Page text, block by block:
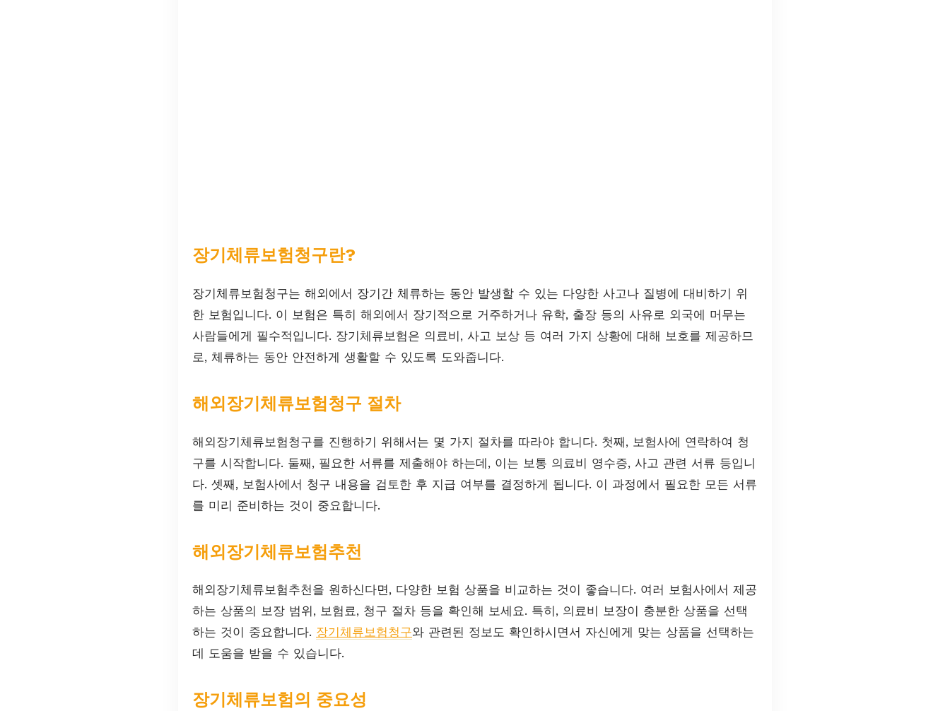
장기체류보험청구란?
장기체류보험청구는 해외에서 장기간 체류하는 동안 발생할 수 있는 다양한 사고나 질병에 대비하기 위
한 보험입니다. 이 보험은 특히 해외에서 장기적으로 거주하거나 유학, 출장 등의 사유로 외국에 머무는
사람들에게 필수적입니다. 장기체류보험은 의료비, 사고 보상 등 여러 가지 상황에 대해 보호를 제공하므
로, 체류하는 동안 안전하게 생활할 수 있도록 도와줍니다.
해외장기체류보험청구 절차
해외장기체류보험청구를 진행하기 위해서는 몇 가지 절차를 따라야 합니다. 첫째, 보험사에 연락하여 청
구를 시작합니다. 둘째, 필요한 서류를 제출해야 하는데, 이는 보통 의료비 영수증, 사고 관련 서류 등입니
다. 셋째, 보험사에서 청구 내용을 검토한 후 지급 여부를 결정하게 됩니다. 이 과정에서 필요한 모든 서류
를 미리 준비하는 것이 중요합니다.
해외장기체류보험추천
해외장기체류보험추천을 원하신다면, 다양한 보험 상품을 비교하는 것이 좋습니다. 여러 보험사에서 제공
하는 상품의 보장 범위, 보험료, 청구 절차 등을 확인해 보세요. 특히, 의료비 보장이 충분한 상품을 선택
하는 것이 중요합니다. 장기체류보험청구와 관련된 정보도 확인하시면서 자신에게 맞는 상품을 선택하는
데 도움을 받을 수 있습니다.
장기체류보험의 중요성